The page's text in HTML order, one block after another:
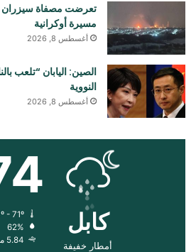
تعرضت مصفاة سيزران
مسيرة أوكرانية
أغسطس 8, 2026
الصين: اليابان “تلعب
النووية
أغسطس 8, 2026
کابل
أمطار خفيفة
62%
5.84 ميل/ساعة